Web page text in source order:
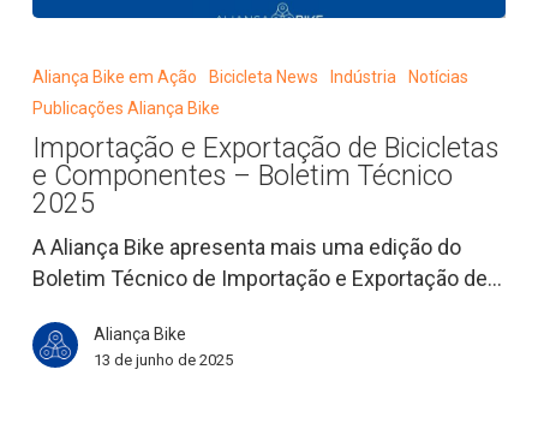
Exportação
Bicicletas
e
Componentes
–
Boletim
2025
Aliança Bike em Ação Bicicleta News Indústria
Notícias
Publicações Aliança Bike
Importação e Exportação de Bicicletas
e Componentes – Boletim Técnico
2025
A Aliança Bike apresenta mais uma edição do
Boletim Técnico de Importação e Exportação de…
Aliança Bike
13 de junho de 2025